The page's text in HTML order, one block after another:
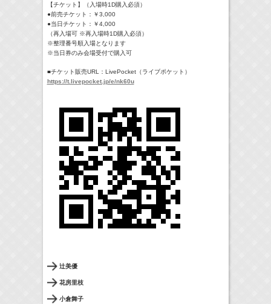
【チケット】（入場時1D購入必須）
●前売チケット：￥3,000
●当日チケット：￥4,000
（再入場可 ※再入場時1D購入必須）
※整理番号順入場となります
※当日券のみ会場受付で購入可
■チケット販売URL：LivePocket（ライブポケット）
https://t.livepocket.jp/e/nk60u
辻美優
花房里枝
小倉舞子